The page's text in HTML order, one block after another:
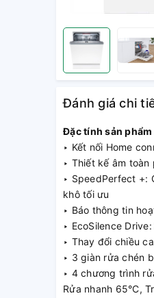
Đánh giá chi
Đặc tính sản phẩm
‣ Kết nối Home
‣ Thiết kế âm
‣ SpeedPerfect +:
khô tối ưu
‣ Báo thông tin
‣ EcoSilence
‣ Thay đổi chiều
‣ 3 giàn rửa chén
‣ 4 chương trình
Rửa nhanh 65°C,